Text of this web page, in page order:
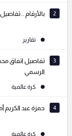
2 بالأرقام ..
تقارير
3
تفاصيل اتفاق
الرسمي
كرة عالمية
4 حمزة عبد
كرة عالمية